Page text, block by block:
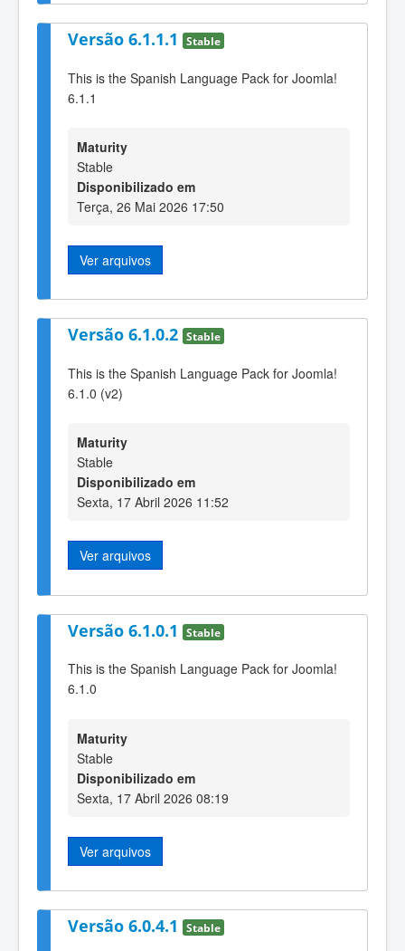
Versão 6.1.1.1 Stable
This is the Spanish Language Pack for Joomla!
6.1.1
Maturity
Stable
Disponibilizado em
Terça, 26 Mai 2026 17:50
Ver arquivos
Versão 6.1.0.2 Stable
This is the Spanish Language Pack for Joomla!
6.1.0 (v2)
Maturity
Stable
Disponibilizado em
Sexta, 17 Abril 2026 11:52
Ver arquivos
Versão 6.1.0.1 Stable
This is the Spanish Language Pack for Joomla!
6.1.0
Maturity
Stable
Disponibilizado em
Sexta, 17 Abril 2026 08:19
Ver arquivos
Versão 6.0.4.1 Stable